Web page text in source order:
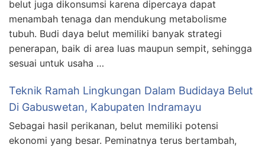
belut juga dikonsumsi karena dipercaya dapat
menambah tenaga dan mendukung metabolisme
tubuh. Budi daya belut memiliki banyak strategi
penerapan, baik di area luas maupun sempit, sehingga
sesuai untuk usaha …
Teknik Ramah Lingkungan Dalam Budidaya Belut
Di Gabuswetan, Kabupaten Indramayu
Sebagai hasil perikanan, belut memiliki potensi
ekonomi yang besar. Peminatnya terus bertambah,